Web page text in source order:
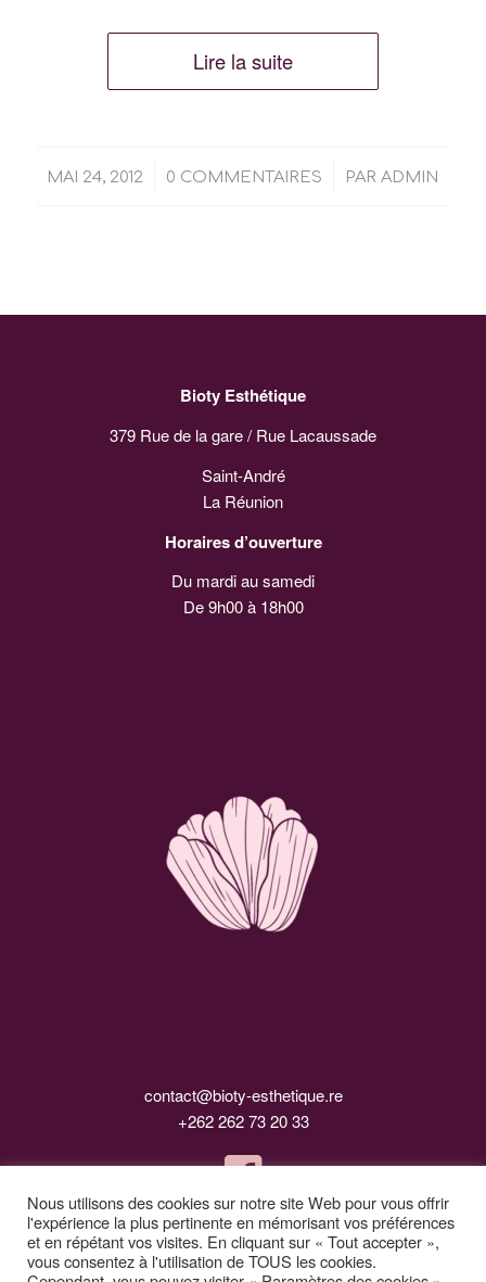
Lire la suite
MAI 24, 2012
/ 0 COMMENTAIRES
/ PARADMIN
Bioty Esthétique
379 Rue de la gare / Rue Lacaussade
Saint-André
La Réunion
Horaires d’ouverture
Du mardi au samedi
De 9h00 à 18h00
contact@bioty-esthetique.re
+262 262 73 20 33
Nous utilisons des cookies sur notre site Web pour vous offrir
l'expérience la plus pertinente en mémorisant vos préférences
et en répétant vos visites. En cliquant sur « Tout accepter »,
vous consentez à l'utilisation de TOUS les cookies.